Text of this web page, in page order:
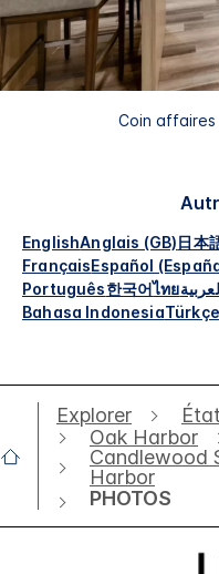
Coin
EnglishAnglais (GB)日本
FrançaisEspañol
Português한국어ไทย
Bahasa IndonesiaTürkçe
Explorer
Oak Harbor
Candlewood
Harbor
PHOTOS